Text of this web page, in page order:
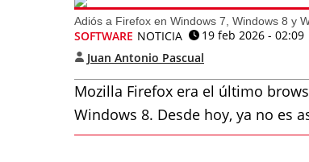
Adiós a Firefox en Windows 7, Windows 8 y
SOFTWARE NOTICIA
19 feb 2026 - 02:09
Juan Antonio Pascual
Mozilla Firefox era el último
Windows 8. Desde hoy, ya no es